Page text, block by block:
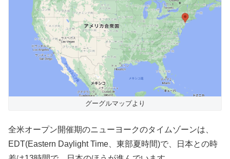
グーグルマップより
全米オープン開催期のニューヨークのタイムゾーンは、
EDT(Eastern Daylight Time、東部夏時間)で、日本との時